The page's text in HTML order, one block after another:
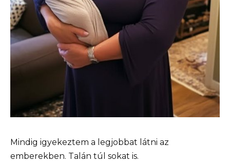
Mindig igyekeztem a legjobbat látni az
emberekben. Talán túl sokat is.